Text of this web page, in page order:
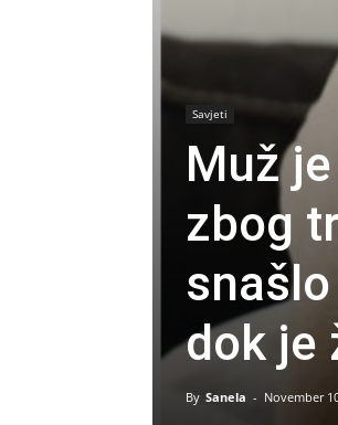
Savjeti
Muž
zbog
dok je
By Sanela - November